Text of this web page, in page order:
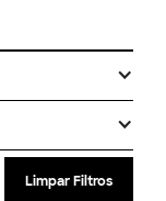
Limpar Filtros